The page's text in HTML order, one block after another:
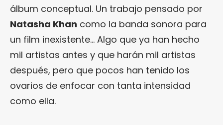
álbum conceptual. Un trabajo pensado por
Natasha Khan como la banda sonora para
un film inexistente… Algo que ya han hecho
mil artistas antes y que harán mil artistas
después, pero que pocos han tenido los
ovarios de enfocar con tanta intensidad
como ella.